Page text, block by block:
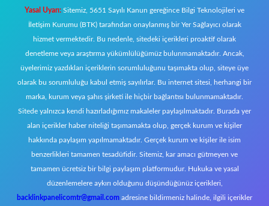
Yasal Uyarı: Sitemiz, 5651 Sayılı Kanun gereğince Bilgi Teknolojileri ve
İletişim Kurumu (BTK) tarafından onaylanmış bir Yer Sağlayıcı olarak
hizmet vermektedir. Bu nedenle, sitedeki içerikleri proaktif olarak
denetleme veya araştırma yükümlülüğümüz bulunmamaktadır. Ancak,
üyelerimiz yazdıkları içeriklerin sorumluluğunu taşımakta olup, siteye üye
olarak bu sorumluluğu kabul etmiş sayılırlar. Bu internet sitesi, herhangi bir
marka, kurum veya şahıs şirketi ile hiçbir bağlantısı bulunmamaktadır.
Sitede yalnızca kendi hazırladığımız makaleler paylaşılmaktadır. Burada yer
alan içerikler haber niteliği taşımamakta olup, gerçek kurum ve kişiler
hakkında paylaşım yapılmamaktadır. Gerçek kurum ve kişiler ile isim
benzerlikleri tamamen tesadüfidir. Sitemiz, kar amacı gütmeyen ve
tamamen ücretsiz bir bilgi paylaşım platformudur. Hukuka ve yasal
düzenlemelere aykırı olduğunu düşündüğünüz içerikleri,
backlinkpanelicomtr@gmail.com adresine bildirmeniz halinde, ilgili içerikler